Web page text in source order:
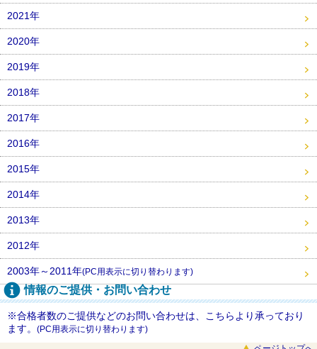
2021年
2020年
2019年
2018年
2017年
2016年
2015年
2014年
2013年
2012年
2003年～2011年(PC用表示に切り替わります)
情報のご提供・お問い合わせ
※合格者数のご提供などのお問い合わせは、こちらより承っており
ます。 (PC用表示に切り替わります)